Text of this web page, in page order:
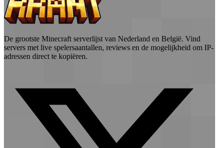
De grootste Minecraft serverlijst van Nederland en België. Vind
servers met live spelersaantallen, reviews en de mogelijkheid om IP-
adressen direct te kopiëren.